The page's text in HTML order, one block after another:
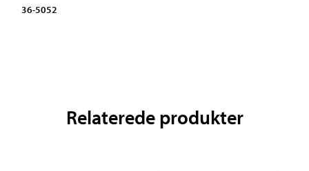
36-5052
Relaterede produkter